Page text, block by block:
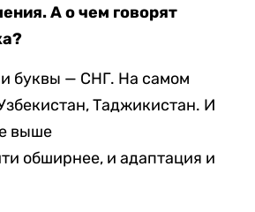
А о чем говорят
буквы — СНГ. На самом
Таджикистан. И
выше
обширнее, и адаптация и